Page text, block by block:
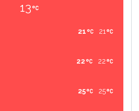
13
21
21
22
22
25
25